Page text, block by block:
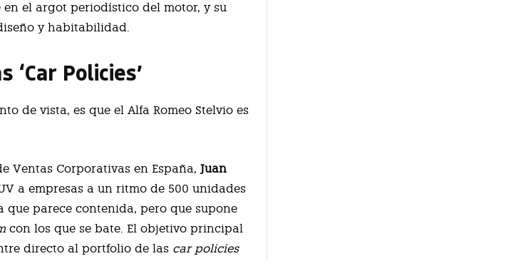
en el argot periodístico del motor, y su
y habitabilidad.
‘Car Policies’
de vista, es que el Alfa Romeo Stelvio es
Ventas Corporativas en España,Juan
a empresas a un ritmo de 500 unidades
que parece contenida, pero que supone
con los que se bate. El objetivo principal
directo al portfolio de las car policies